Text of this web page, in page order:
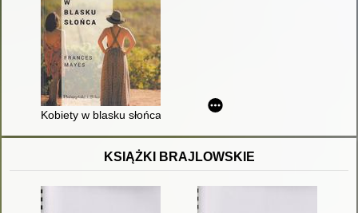
Kobiety w blasku słońca
KSIĄŻKI BRAJLOWSKIE